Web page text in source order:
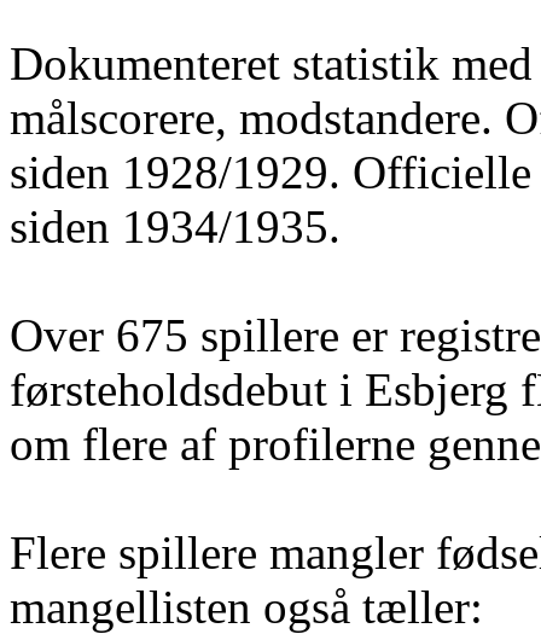
Dokumenteret statistik
målscorere, modstandere.
siden 1928/1929.
siden 1934/1935.
Over 675 spillere er
førsteholdsdebut i Esbjerg
om flere af profilerne
Flere spillere mangler
mangellisten også tæller: